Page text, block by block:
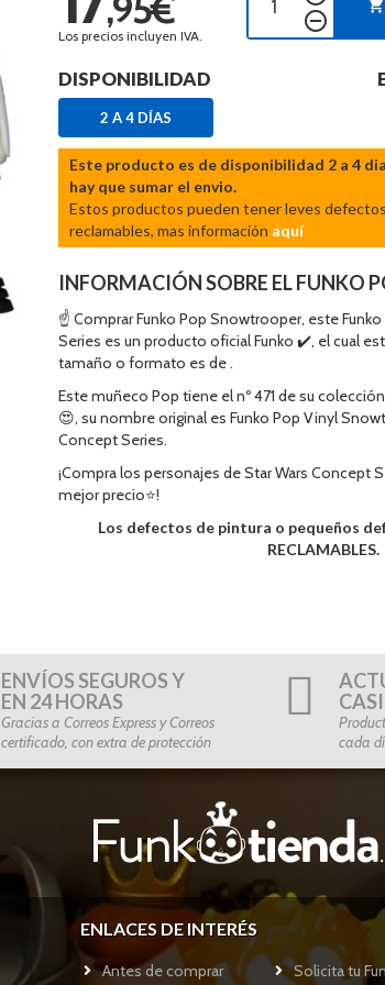
Los precios incluyen IVA.
remove_circle_outline
shopping_cart
DISPONIBILIDAD
2 A 4 DÍAS
Este producto es de disponibilidad 2 a 4
hay que sumar el envio.
Estos productos pueden tener leves
reclamables, mas información aquí
INFORMACIÓN SOBRE EL FUNKO
☝ Comprar Funko Pop Snowtrooper, este
Series es un producto oficial Funko ✔️, el cual
tamaño o formato es de .
Este muñeco Pop tiene el nº 471 de su
😍, su nombre original es Funko Pop Vinyl
Concept Series.
¡Compra los personajes de Star Wars Concept
mejor precio⭐!
Los defectos de pintura o pequeños
RECLAMABLES.
ENVÍOS SEGUROS Y
EN 24 HORAS
Gracias a Correos Express y Correos
certificado, con extra de protección
cada
ENLACES DE INTERÉS
Antes de comprar Solicita tu